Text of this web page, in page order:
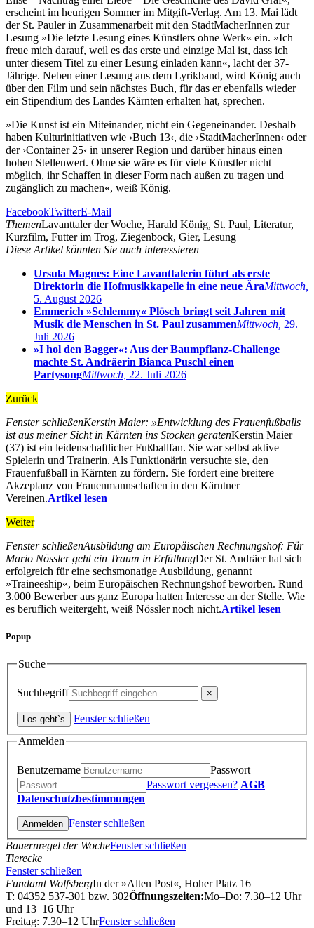
erscheint im heurigen Sommer im Mitgift-Verlag. Am 13. Mai lädt
der St. Pauler in Zusammenarbeit mit den StadtMacherInnen zur
Lesung »Die letzte Lesung eines Künstlers ohne Werk« ein. »Ich
freue mich darauf, weil es das erste und einzige Mal ist, dass ich
unter diesem Titel zu einer Lesung einladen kann«, lacht der 37-
Jährige. Neben einer Lesung aus dem Lyrikband, wird König auch
über den Film und sein nächstes Buch, für das er ebenfalls wieder
ein Stipendium des Landes Kärnten erhalten hat, sprechen.
»Die Kunst ist ein Miteinander, nicht ein Gegeneinander. Deshalb
haben Kulturinitiativen wie ›Buch 13‹, die ›StadtMacherInnen‹ oder
der ›Container 25‹ in unserer Region und darüber hinaus einen
hohen Stellenwert. Ohne sie wäre es für viele Künstler nicht
möglich, ihr Schaffen in dieser Form nach außen zu tragen und
zugänglich zu machen«, weiß König.
FacebookTwitterE-Mail
ThemenLavanttaler der Woche, Harald König, St. Paul, Literatur,
Kurzfilm, Futter im Trog, Ziegenbock, Gier, Lesung
Diese Artikel könnten Sie auch interessieren
Ursula Magnes: Eine Lavanttalerin führt als erste
Direktorin die Hofmusikkapelle in eine neue ÄraMittwoch,
5. August 2026
Emmerich »Schlemmy« Plösch bringt seit Jahren mit
Musik die Menschen in St. Paul zusammenMittwoch, 29.
Juli 2026
»I hol den Bagger«: Aus der Baumpflanz-Challenge
machte St. Andräerin Bianca Puschl einen
PartysongMittwoch, 22. Juli 2026
Zurück
Fenster schließenKerstin Maier: »Entwicklung des Frauenfußballs
ist aus meiner Sicht in Kärnten ins Stocken geratenKerstin Maier
(37) ist ein leidenschaftlicher Fußballfan. Sie war selbst aktive
Spielerin und Trainerin. Als Funktionärin versuchte sie, den
Frauenfußball in Kärnten zu fördern. Sie fordert eine breitere
Akzeptanz von Frauenmannschaften in den Kärntner
Vereinen.Artikel lesen
Weiter
Fenster schließenAusbildung am Europäischen Rechnungshof: Für
Mario Nössler geht ein Traum in ErfüllungDer St. Andräer hat sich
erfolgreich für eine sechsmonatige Ausbildung, genannt
»Traineeship«, beim Europäischen Rechnungshof beworben. Rund
3.000 Bewerber aus ganz Europa hatten Interesse an der Stelle. Wie
es beruflich weitergeht, weiß Nössler noch nicht.Artikel lesen
Popup
Suche
Suchbegriff
Fenster schließen
Anmelden
Benutzername
Passwort
Passwort vergessen? AGB
Datenschutzbestimmungen
Fenster schließen
Bauernregel der WocheFenster schließen
Tierecke
Fenster schließen
Fundamt WolfsbergIn der »Alten Post«, Hoher Platz 16
T: 04352 537-301 bzw. 302Öffnungszeiten:Mo–Do: 7.30–12 Uhr
und 13–16 Uhr
Freitag: 7.30–12 UhrFenster schließen